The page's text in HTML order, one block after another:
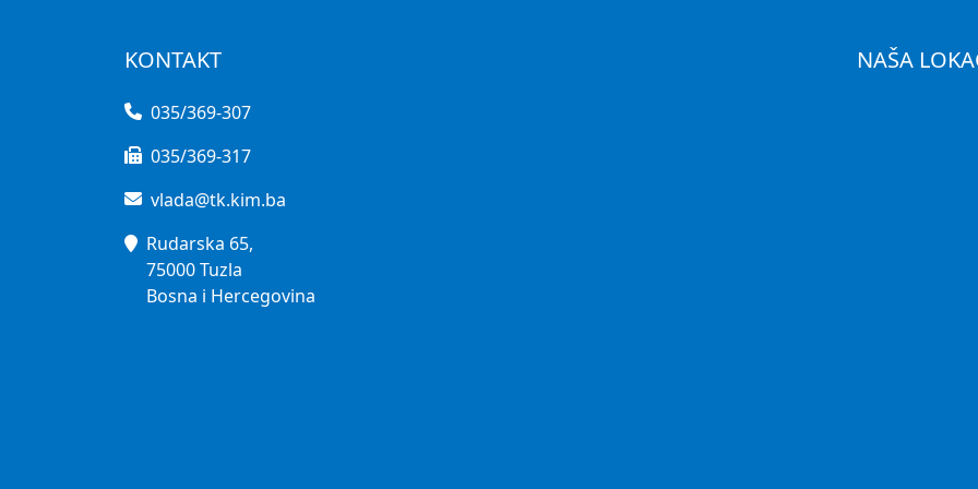
KONTAKT
035/369-307
035/369-317
vlada@tk.kim.ba
Rudarska 65,
75000 Tuzla
Bosna i Hercegovina
NAŠA